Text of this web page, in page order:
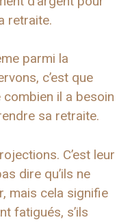
retraite.
parmi la
c’est que
il a besoin
sa retraite.
C’est leur
dire qu’ils ne
mais cela signifie
fatigués, s’ils